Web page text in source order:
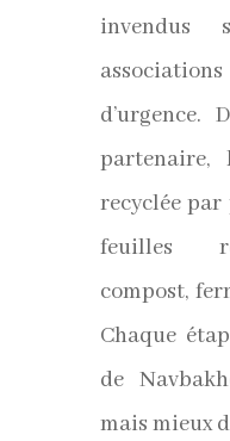
d’urgence.
partenaire,
recyclée
feuilles
compost,
Chaque
de
mais mieux